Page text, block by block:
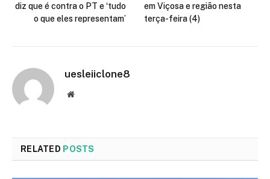
diz que é contra o PT e ‘tudo
o que eles representam’
em Viçosa e região nesta
terça-feira (4)
uesleiiclone8
Website
RELATED POSTS